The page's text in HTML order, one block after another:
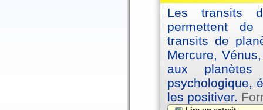
Les transits
permettent de
transits de
Mercure,
aux
psychologique,
les positiver.